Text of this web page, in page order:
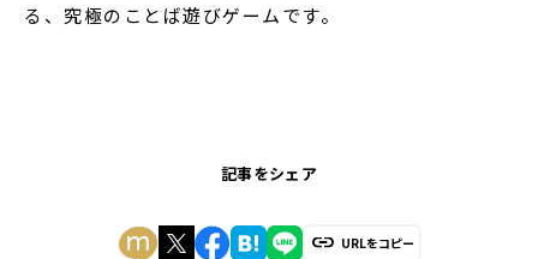
る、究極のことば遊びゲームです。
記事をシェア
URLをコピー